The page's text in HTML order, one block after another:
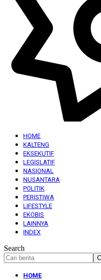
HOME
KALTENG
EKSEKUTIF
LEGISLATIF
NASIONAL
NUSANTARA
POLITIK
PERISTIWA
LIFESTYLE
EKOBIS
LAINNYA
INDEX
Search
HOME